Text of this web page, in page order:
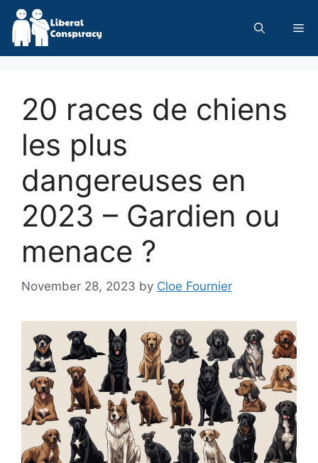
Skip
content
20 races de chiens
les plus
dangereuses en
2023 – Gardien ou
menace ?
November 28, 2023 by Cloe Fournier